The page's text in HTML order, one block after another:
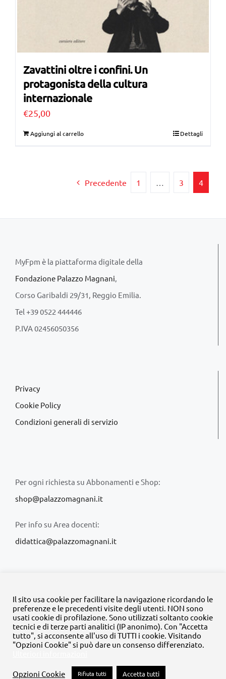
Zavattini oltre i confini. Un
protagonista della cultura
internazionale
€25,00
Aggiungi al carrello Dettagli
Precedente 1 3 4
MyFpm è la piattaforma digitale della
Fondazione Palazzo Magnani
Corso Garibaldi 29/31, Reggio Emilia.
Tel +39 0522 444446
P.IVA 02456050356
Privacy
Cookie Policy
Condizioni generali di servizio
Per ogni richiesta su Abbonamenti e Shop:
shop@palazzomagnani.it
Per info su Area docenti:
didattica@palazzomagnani.it
© Copyright 2020 -2026 | Tutti i diritti riservati | MyFpm è un
progetto dellaFondazione Palazzo Magnani
FacebookInstagram
TwitterLinkedInYouTube
Il sito usa cookie per facilitare la navigazione ricordando le
preferenze e le precedenti visite degli utenti. NON sono
usati cookie di profilazione. Sono utilizzati soltanto cookie
tecnici e di terze parti analitici (IP anonimo). Con "Accetta
tutto", si acconsente all'uso di TUTTI i cookie. Visitando
"Opzioni Cookie" si può dare un consenso differenziato.
Opzioni Cookie Rifiuta tutti Accetta tutti